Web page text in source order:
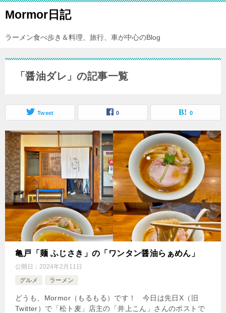
Mormor日記
ラーメン食べ歩き＆料理、旅行、車が中心のBlog
「醤油ダレ」の記事一覧
Tweet 0 0
亀戸「麺 ふじさき」の「ワンタン醤油らぁめん」
公開日： 2024年2月11日
グルメ
ラーメン
どうも、Mormor（もるもる）です！ 今日は先日X（旧
Twitter）で「松ト麦」店主の「井上こん」さんのポストで